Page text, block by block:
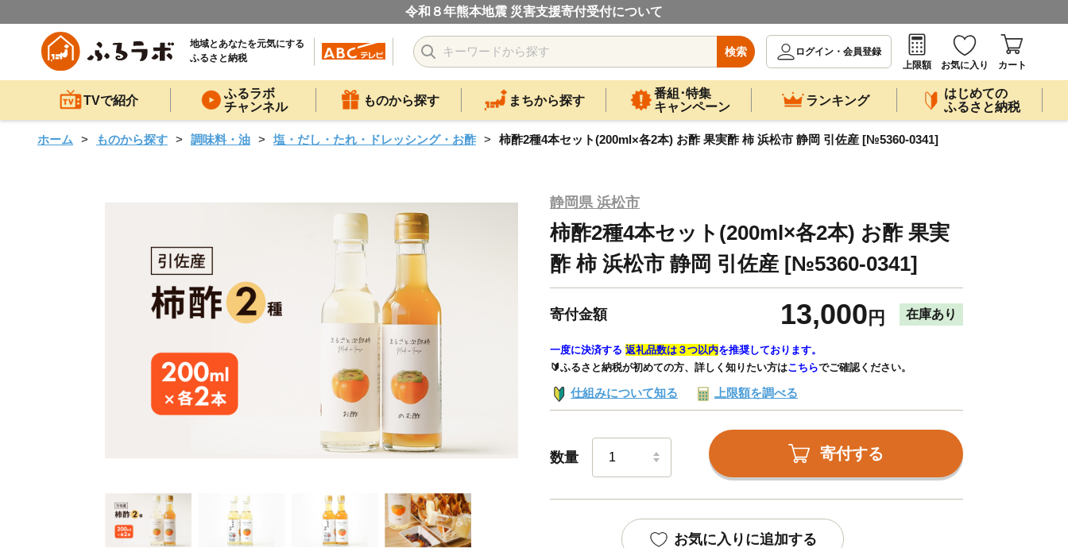
令和８年熊本地震 災害支援寄付受付について
地域とあなたを元気にする
ふるさと納税
検索
ログイン・会員登録
上限額
お気に入り カート
TVで紹介
ふるラボ
チャンネル
ものから探す まちから探す
番組･特集
キャンペーン
ランキング
はじめての
ふるさと納税
ホーム ものから探す 調味料・油 塩・だし・たれ・ドレッシング・お酢 柿酢2種4本セット(200ml×各2本) お酢 果実酢 柿 浜松市 静岡 引佐産 [№5360-0341]
静岡県 浜松市
柿酢2種4本セット(200ml×各2本) お酢 果実
酢 柿 浜松市 静岡 引佐産 [№5360-0341]
寄付金額 13,000 円 在庫あり
一度に決済する 返礼品数は３つ以内を推奨しております。
🔰ふるさと納税が初めての方、詳しく知りたい方はこちらでご確認ください。
仕組みについて知る 上限額を調べる
数量 寄付する
お気に入りに追加する